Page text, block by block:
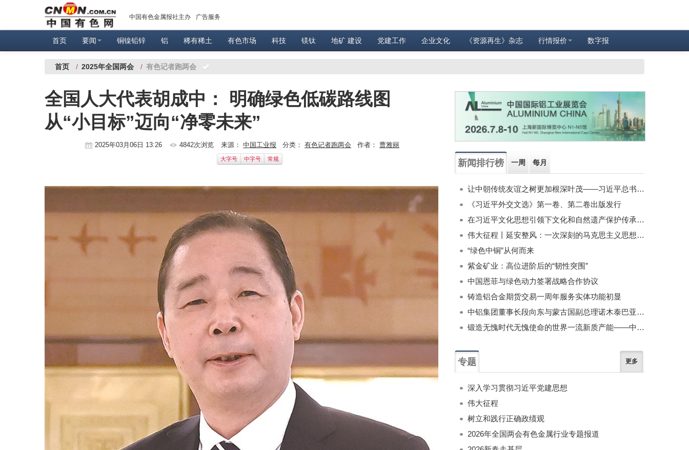
中国有色金属报社主办 广告服务
首页 要闻 铜镍铅锌 铝 稀有稀土 有色市场 科技 镁钛 地矿 建设 党建工作 企业文化 《资源再生》杂志 行情报价 数字报
首页 / 2025年全国两会 / 有色记者跑两会
全国人大代表胡成中： 明确绿色低碳路线图
从“小目标”迈向“净零未来”
2025年03月06日 13:26 4842次浏览 来源： 中国工业报 分类： 有色记者跑两会 作者： 曹雅丽
大字号 中字号 常规 新闻排行榜 一周 每月
让中朝传统友谊之树更加根深叶茂——习近平总书记对朝鲜进行国事访问纪实
《习近平外交文选》第一卷、第二卷出版发行
在习近平文化思想引领下文化和自然遗产保护传承利用工作开创新局面
伟大征程丨延安整风：一次深刻的马克思主义思想教育运动
“绿色中铜”从何而来
紫金矿业：高位进阶后的“韧性突围”
中国恩菲与绿色动力签署战略合作协议
铸造铝合金期货交易一周年服务实体功能初显
中铝集团董事长段向东与蒙古国副总理诺木泰巴亚尔举行会谈
锻造无愧时代无愧使命的世界一流新质产能——中国有色金属工业的战略应对与破局之道（二）
专题 更多
深入学习贯彻习近平党建思想
伟大征程
树立和践行正确政绩观
2026年全国两会有色金属行业专题报道